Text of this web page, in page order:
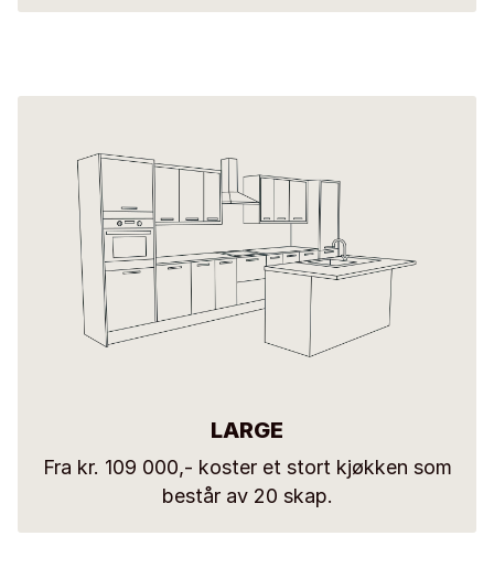
LARGE
Fra kr. 109 000,- koster et stort kjøkken som
består av 20 skap.